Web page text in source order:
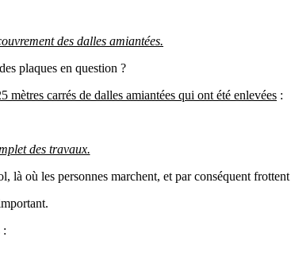
des dalles amiantées.
plaques en question ?
mètres carrés de dalles amiantées qui ont été enlevées :
des travaux.
là où les personnes marchent, et par conséquent
: